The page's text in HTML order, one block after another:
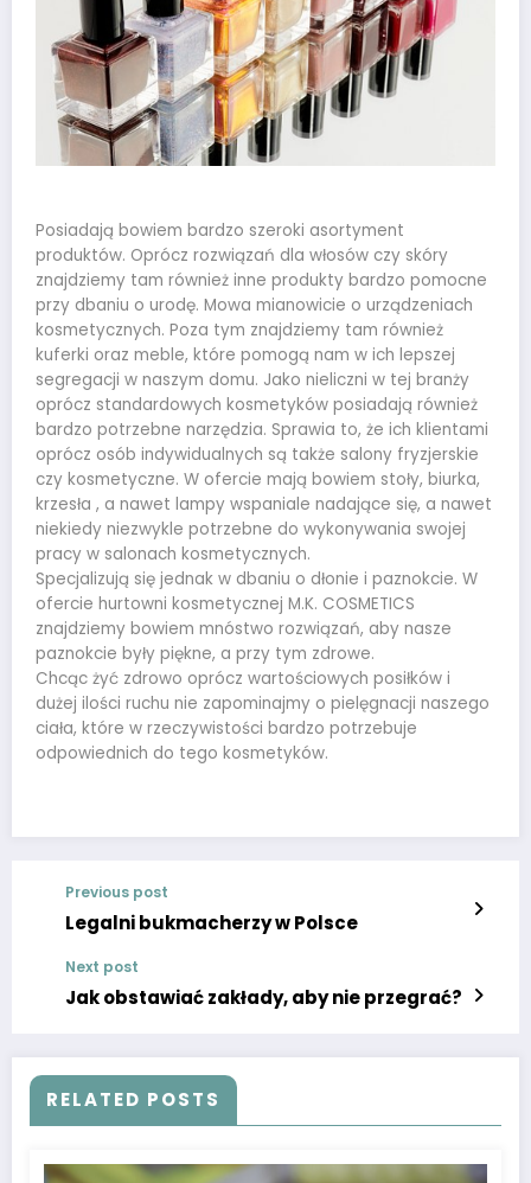
Posiadają bowiem bardzo szeroki asortyment
produktów. Oprócz rozwiązań dla włosów czy skóry
znajdziemy tam również inne produkty bardzo pomocne
przy dbaniu o urodę. Mowa mianowicie o urządzeniach
kosmetycznych. Poza tym znajdziemy tam również
kuferki oraz meble, które pomogą nam w ich lepszej
segregacji w naszym domu. Jako nieliczni w tej branży
oprócz standardowych kosmetyków posiadają również
bardzo potrzebne narzędzia. Sprawia to, że ich klientami
oprócz osób indywidualnych są także salony fryzjerskie
czy kosmetyczne. W ofercie mają bowiem stoły, biurka,
krzesła , a nawet lampy wspaniale nadające się, a nawet
niekiedy niezwykle potrzebne do wykonywania swojej
pracy w salonach kosmetycznych.
Specjalizują się jednak w dbaniu o dłonie i paznokcie. W
ofercie hurtowni kosmetycznej M.K. COSMETICS
znajdziemy bowiem mnóstwo rozwiązań, aby nasze
paznokcie były piękne, a przy tym zdrowe.
Chcąc żyć zdrowo oprócz wartościowych posiłków i
dużej ilości ruchu nie zapominajmy o pielęgnacji naszego
ciała, które w rzeczywistości bardzo potrzebuje
odpowiednich do tego kosmetyków.
Previous post
Legalni bukmacherzy w Polsce
Next post
Jak obstawiać zakłady, aby nie przegrać?
RELATED POSTS